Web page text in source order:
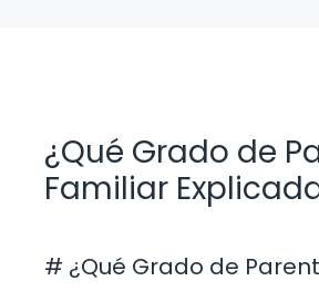
¿Qué Grado de
Familiar
# ¿Qué Grado de